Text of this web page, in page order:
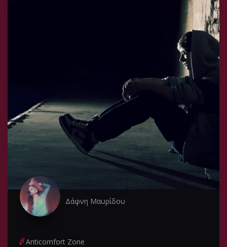
Δάφνη Μαυρίδου
Anticomfort Zone